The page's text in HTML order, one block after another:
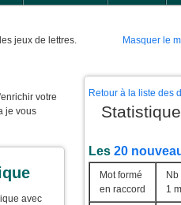
jeux de lettres. Masquer le
votre
je vous
avec
Retour à la liste des
Les 20
Mot formé
en raccord
1